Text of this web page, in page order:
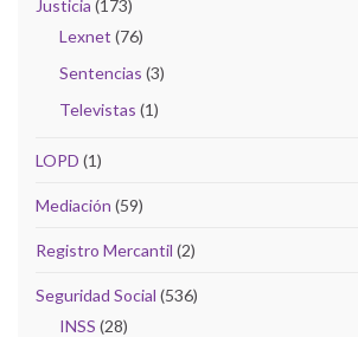
Justicia (173)
Lexnet (76)
Sentencias (3)
Televistas (1)
LOPD (1)
Mediación (59)
Registro Mercantil (2)
Seguridad Social (536)
INSS (28)